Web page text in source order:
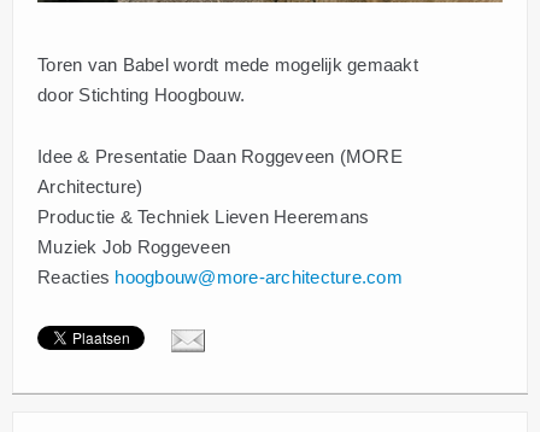
Toren van Babel wordt mede mogelijk gemaakt
door Stichting Hoogbouw.
Idee & Presentatie Daan Roggeveen (MORE
Architecture)
Productie & Techniek Lieven Heeremans
Muziek Job Roggeveen
Reacties hoogbouw@more-architecture.com